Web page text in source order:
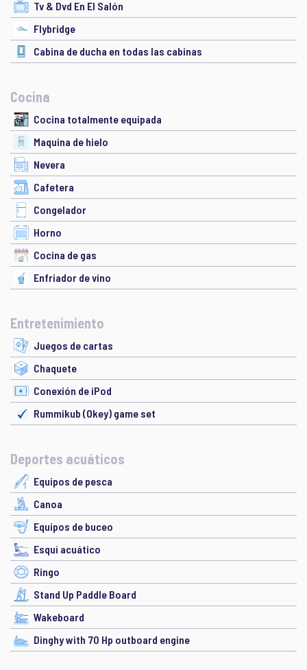
Tv & Dvd En El Salón
Flybridge
Cabina de ducha en todas las cabinas
Cocina
Cocina totalmente equipada
Maquina de hielo
Nevera
Cafetera
Congelador
Horno
Cocina de gas
Enfriador de vino
Entretenimiento
Juegos de cartas
Chaquete
Conexión de iPod
Rummikub (Okey) game set
Deportes acuáticos
Equipos de pesca
Canoa
Equipos de buceo
Esquí acuático
Ringo
Stand Up Paddle Board
Wakeboard
Dinghy with 70 Hp outboard engine